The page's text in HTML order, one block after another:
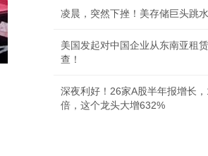
凌晨，突然下挫！美存储巨头跳水
美国发起对中国企业从东南亚租
查！
深夜利好！26家A股半年报增长
倍，这个龙头大增632%